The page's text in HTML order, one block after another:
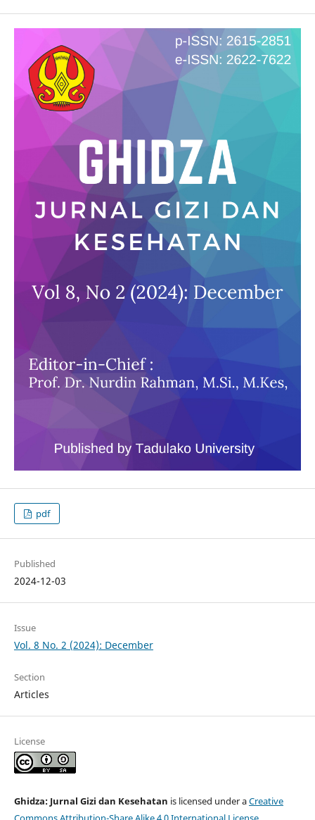
pdf
Published
2024-12-03
Issue
Vol. 8 No. 2 (2024): December
Section
Articles
License
Ghidza: Jurnal Gizi dan Kesehatan is licensed under aCreative